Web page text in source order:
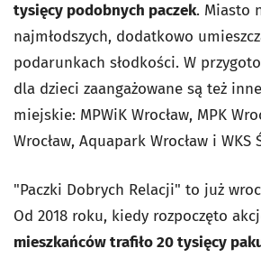
tysięcy podobnych paczek. Miasto
najmłodszych, dodatkowo
podarunkach słodkości. W
dla dzieci zaangażowane są też
miejskie: MPWiK Wrocław, MPK
Wrocław, Aquapark Wrocław i WKS
"Paczki Dobrych Relacji" to już
Od 2018 roku, kiedy rozpoczęto
mieszkańców trafiło 20 tysięcy